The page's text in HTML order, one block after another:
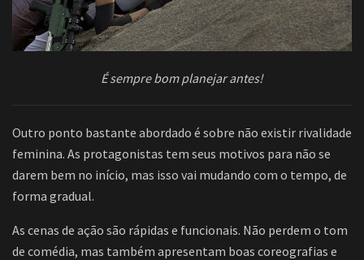
É sempre bom planejar antes!
Outro ponto bastante abordado é sobre não existir rivalidade
feminina. As protagonistas tem seus motivos para não se
darem bem no início, mas isso vai mudando com o tempo, de
forma gradual.
As cenas de ação são rápidas e funcionais. Não perdem o tom
de comédia, mas também apresentam boas coreografias e